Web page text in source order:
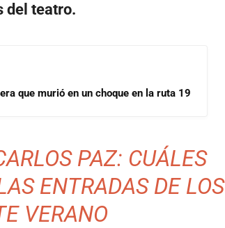
del teatro.
que murió en un choque en la ruta 19
PAZ: CUÁLES
ENTRADAS DE LOS
VERANO